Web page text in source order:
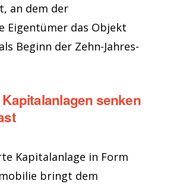
an dem der
Eigentümer das Objekt
Beginn der Zehn-Jahres-
senken
Kapitalanlage in Form
bringt dem